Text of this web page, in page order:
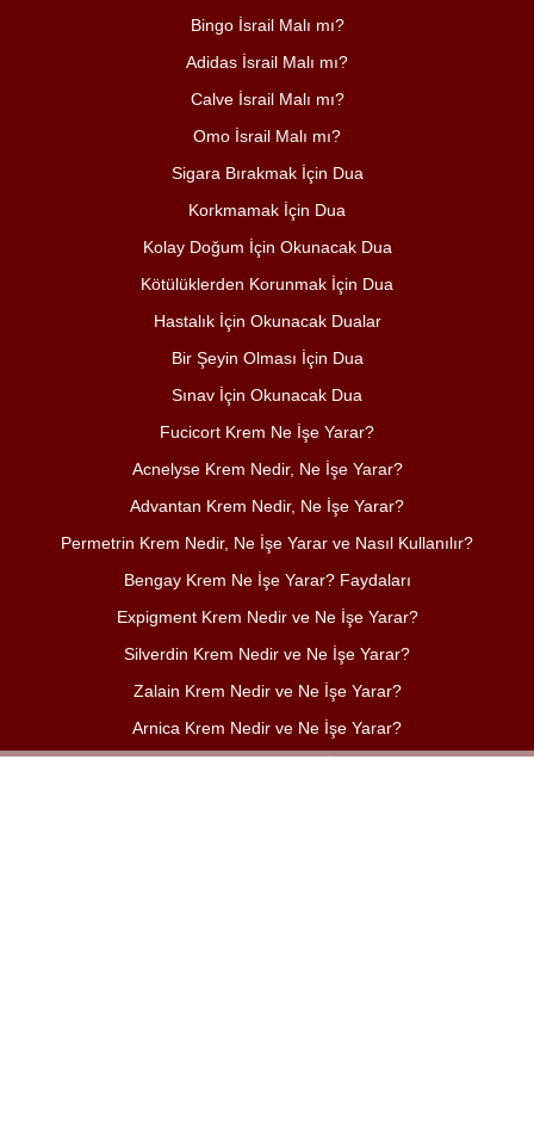
Bingo İsrail Malı mı?
Adidas İsrail Malı mı?
Calve İsrail Malı mı?
Omo İsrail Malı mı?
Sigara Bırakmak İçin Dua
Korkmamak İçin Dua
Kolay Doğum İçin Okunacak Dua
Kötülüklerden Korunmak İçin Dua
Hastalık İçin Okunacak Dualar
Bir Şeyin Olması İçin Dua
Sınav İçin Okunacak Dua
Fucicort Krem Ne İşe Yarar?
Acnelyse Krem Nedir, Ne İşe Yarar?
Advantan Krem Nedir, Ne İşe Yarar?
Permetrin Krem Nedir, Ne İşe Yarar ve Nasıl Kullanılır?
Bengay Krem Ne İşe Yarar? Faydaları
Expigment Krem Nedir ve Ne İşe Yarar?
Silverdin Krem Nedir ve Ne İşe Yarar?
Zalain Krem Nedir ve Ne İşe Yarar?
Arnica Krem Nedir ve Ne İşe Yarar?